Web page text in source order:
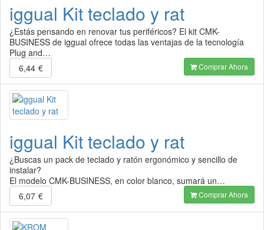
iggual Kit teclado y rat
¿Estás pensando en renovar tus periféricos? El kit CMK-
BUSINESS de iggual ofrece todas las ventajas de la tecnología
Plug and…
6,44 € Comprar Ahora
iggual Kit teclado y rat
¿Buscas un pack de teclado y ratón ergonómico y sencillo de
instalar?
El modelo CMK-BUSINESS, en color blanco, sumará un…
6,07 € Comprar Ahora